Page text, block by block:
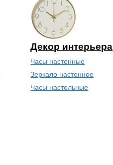
Декор интерьера
Часы настенные
Зеркало настенное
Часы настольные